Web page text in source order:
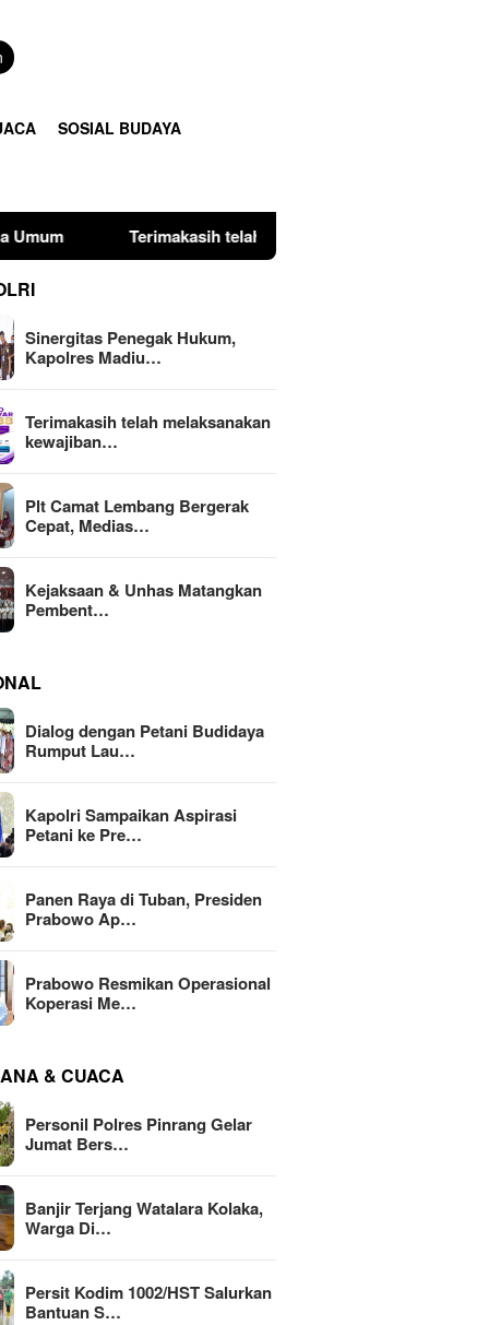
SOSIAL BUDAYA
telah melaksanakan kewajiban perpajakan daerah
Sinergitas Penegak Hukum,
Kapolres Madiu…
Terimakasih telah melaksanakan
kewajiban…
Plt Camat Lembang Bergerak
Cepat, Medias…
Kejaksaan & Unhas Matangkan
Pembent…
Dialog dengan Petani Budidaya
Rumput Lau…
Kapolri Sampaikan Aspirasi
Petani ke Pre…
Panen Raya di Tuban, Presiden
Prabowo Ap…
Prabowo Resmikan Operasional
Koperasi Me…
& CUACA
Personil Polres Pinrang Gelar
Jumat Bers…
Banjir Terjang Watalara Kolaka,
Warga Di…
Persit Kodim 1002/HST Salurkan
Bantuan S…